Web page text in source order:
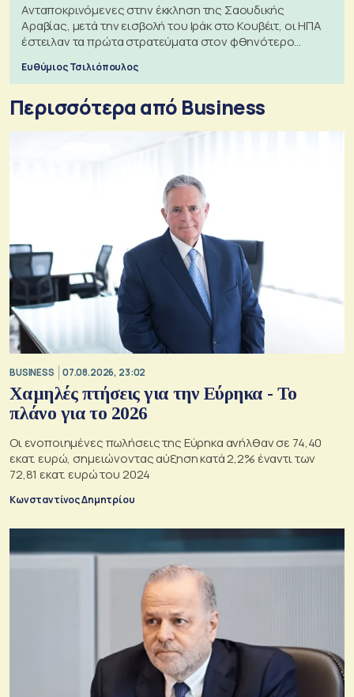
Ανταποκρινόμενες στην έκκληση της Σαουδικής
Αραβίας, μετά την εισβολή του Ιράκ στο Κουβέιτ, οι ΗΠΑ
έστειλαν τα πρώτα στρατεύματα στον φθηνότερο
Ευθύμιος Τσιλιόπουλος
Περισσότερα από Business
BUSINESS 07.08.2026, 23:02
Χαμηλές πτήσεις για την Εύρηκα - Το
πλάνο για το 2026
Οι ενοποιημένες πωλήσεις της Εύρηκα ανήλθαν σε 74,40
εκατ. ευρώ, σημειώνοντας αύξηση κατά 2,2% έναντι των
72,81 εκατ. ευρώ του 2024
Κωνσταντίνος Δημητρίου